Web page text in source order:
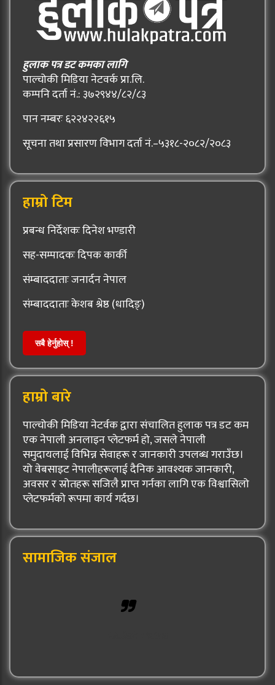
हुलाक पत्र डट कमका लागि
पाल्चोकी मिडिया नेटवर्क प्रा.लि.
कम्पनि दर्ता नं.: ३७२९४४/८२/८३
पान नम्बरः ६२२४२२६१५
सूचना तथा प्रसारण विभाग दर्ता नं.–५३१८-२०८२/२०८३
हाम्रो टिम
प्रबन्ध निर्देशकः दिनेश भण्डारी
सह-सम्पादकः दिपक कार्की
संम्बाददाताः जनार्दन नेपाल
संम्बाददाताः केशब श्रेष्ठ (धादिङ्)
सबै हेर्नुहोस् !
हाम्रो बारे
पाल्चोकी मिडिया नेटर्वक द्वारा संचालित हुलाक पत्र डट कम
एक नेपाली अनलाइन प्लेटफर्म हो, जसले नेपाली
समुदायलाई विभिन्न सेवाहरू र जानकारी उपलब्ध गराउँछ।
यो वेबसाइट नेपालीहरूलाई दैनिक आवश्यक जानकारी,
अवसर र स्रोतहरू सजिलै प्राप्त गर्नका लागि एक विश्वासिलो
प्लेटफर्मको रूपमा कार्य गर्दछ।
सामाजिक संजाल